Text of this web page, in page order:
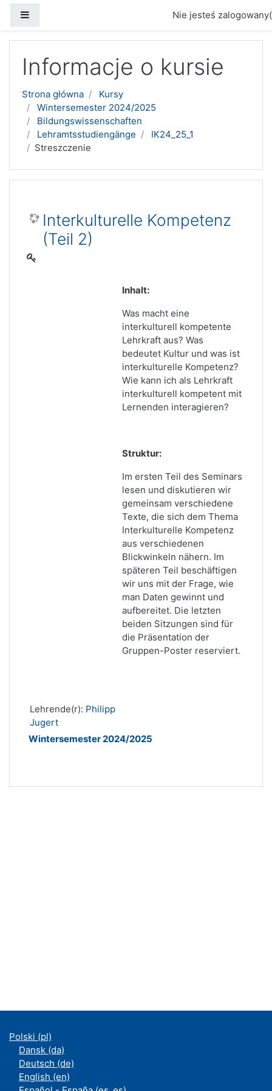
Nie jesteś
Informacje o kursie
Strona główna
Kursy
Wintersemester 2024/2025
Bildungswissenschaften
Lehramtsstudiengänge
IK24_25_1
Streszczenie
Interkulturelle Kompetenz
(Teil 2)
Inhalt:
Was macht eine
interkulturell kompetente
Lehrkraft aus? Was
bedeutet Kultur und was ist
interkulturelle Kompetenz?
Wie kann ich als Lehrkraft
interkulturell kompetent mit
Lernenden interagieren?
Struktur:
Im ersten Teil des Seminars
lesen und diskutieren wir
gemeinsam verschiedene
Texte, die sich dem Thema
Interkulturelle Kompetenz
aus verschiedenen
Blickwinkeln nähern. Im
späteren Teil beschäftigen
wir uns mit der Frage, wie
man Daten gewinnt und
aufbereitet. Die letzten
beiden Sitzungen sind für
die Präsentation der
Gruppen-Poster reserviert.
Lehrende(r): Philipp
Jugert
Wintersemester 2024/2025
Polski ‎(pl)‎
Dansk ‎(da)‎
Deutsch ‎(de)‎
English ‎(en)‎